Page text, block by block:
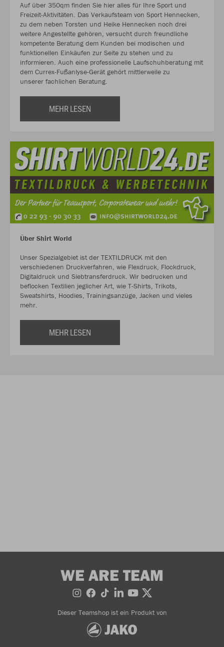
Auf über 350qm finden Sie hier alles für Ihre Sport und
Freizeit-Aktivitäten. Das Verkaufsteam von Sport Hennecken,
zu dem neben Torsten und Heike Hennecken noch drei
weitere Angestellte gehören, versucht durch freundliche
kompetente Beratung dem Kunden bei modischen und
funktionellen Einkäufen zur Seite zu stehen und zu
informieren. Auch eine professionelle Laufschuhberatung mit
dem Currex-Fußanlyse-Gerät gehört mittlerweile zu
unserer fachlichen Beratung.
MEHR LESEN
Über Shirt World
Unser Spezialgebiet ist der TEXTILDRUCK mit den
verschiedenen Druckverfahren, wie Flexdruck, Flockdruck,
Digitaldruck und Siebtransferdruck. Wir bedrucken und
beflocken Textilien jeglicher Art, wie T-Shirts, Trikots,
Sweatshirts, Hoodies, Trainingsanzüge, Jacken und vieles
mehr.
MEHR LESEN
WE ARE TEAM
Dieser Teamshop ist ein Produkt von